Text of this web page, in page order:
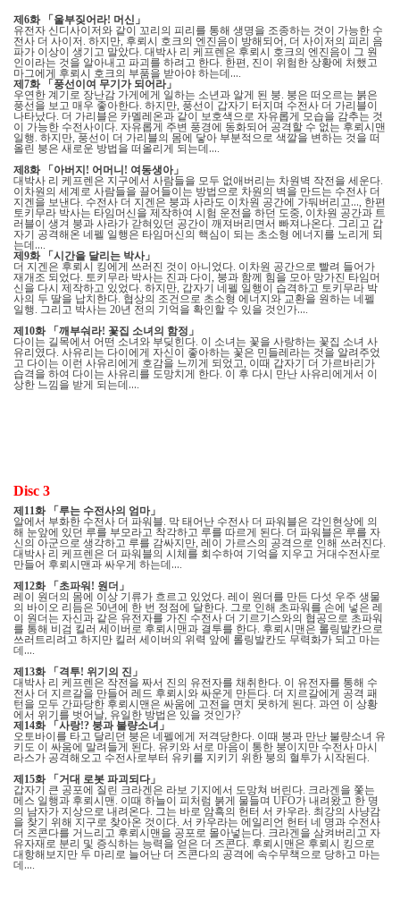
제6화 「울부짖어라! 머신」
유전자 신디사이저와 같이 꼬리의 피리를 통해 생명을 조종하는 것이 가능한 수
전사 더 사이저. 하지만, 후뢰시 호크의 엔진음이 방해되어, 더 사이저의 피리 음
파가 이상이 생기고 말았다. 대박사 리 케프렌은 후뢰시 호크의 엔진음이 그 원
인이라는 것을 알아내고 파괴를 하려고 한다. 한편, 진이 위험한 상황에 처했고
마그에게 후뢰시 호크의 부품을 받아야 하는데….
제7화「풍선이여 무기가 되어라」
우연한 계기로 장난감 가게에게 일하는 소년과 알게 된 붕. 붕은 떠오르는 붉은
풍선을 보고 매우 좋아한다. 하지만, 풍선이 갑자기 터지며 수전사 더 가리블이
나타났다. 더 가리블은 카멜레온과 같이 보호색으로 자유롭게 모습을 감추는 것
이 가능한 수전사이다. 자유롭게 주변 풍경에 동화되어 공격할 수 없는 후뢰시맨
일행. 하지만, 풍선이 더 가리블의 몸에 닿아 부분적으로 색깔을 변하는 것을 떠
올린 붕은 새로운 방법을 떠올리게 되는데….
제8화 「아버지! 어머니! 여동생아」
대박사 리 케프렌은 지구에서 사람들을 모두 없애버리는 차원벽 작전을 세운다.
이차원의 세계로 사람들을 끌어들이는 방법으로 차원의 벽을 만드는 수전사 더
지겐을 보낸다. 수전사 더 지겐은 붕과 사라도 이차원 공간에 가둬버리고…, 한편
토키무라 박사는 타임머신을 제작하여 시험 운전을 하던 도중, 이차원 공간과 트
러블이 생겨 붕과 사라가 갇혀있던 공간이 깨져버리면서 빠져나온다. 그리고 갑
자기 공격해온 네펠 일행은 타임머신의 핵심이 되는 초소형 에너지를 노리게 되
는데….
제9화 「시간을 달리는 박사」
더 지겐은 후뢰시 킹에게 쓰러진 것이 아니었다. 이차원 공간으로 빨려 들어가
재개조 되었다. 토키무라 박사는 진과 다이, 붕과 함께 힘을 모아 망가진 타임머
신을 다시 제작하고 있었다. 하지만, 갑자기 네펠 일행이 습격하고 토키무라 박
사의 두 딸을 납치한다. 협상의 조건으로 초소형 에너지와 교환을 원하는 네펠
일행. 그리고 박사는 20년 전의 기억을 확인할 수 있을 것인가….
제10화 「깨부숴라! 꽃집 소녀의 함정」
다이는 길목에서 어떤 소녀와 부딪힌다. 이 소녀는 꽃을 사랑하는 꽃집 소녀 사
유리였다. 사유리는 다이에게 자신이 좋아하는 꽃은 민들레라는 것을 알려주었
고 다이는 이런 사유리에게 호감을 느끼게 되었고, 이때 갑자기 더 가르바리가
습격을 하여 다이는 사유리를 도망치게 한다. 이 후 다시 만난 사유리에게서 이
상한 느낌을 받게 되는데….
Disc 3
제11화 「루는 수전사의 엄마」
알에서 부화한 수전사 더 파워블. 막 태어난 수전사 더 파워블은 각인현상에 의
해 눈앞에 있던 루를 부모라고 착각하고 루를 따르게 된다. 더 파워블은 루를 자
신의 아군으로 생각하고 루를 감싸지만, 레이 가르스의 공격으로 인해 쓰러진다.
대박사 리 케프렌은 더 파워블의 시체를 회수하여 기억을 지우고 거대수전사로
만들어 후뢰시맨과 싸우게 하는데….
제12화 「초파워! 원더」
레이 원더의 몸에 이상 기류가 흐르고 있었다. 레이 원더를 만든 다섯 우주 생물
의 바이오 리듬은 50년에 한 번 정점에 달한다. 그로 인해 초파워를 손에 넣은 레
이 원더는 자신과 같은 유전자를 가진 수전사 더 기르기스와의 협공으로 초파워
를 통해 비검 킬러 세이버로 후뢰시맨과 결투를 한다. 후뢰시맨은 롤링발칸으로
쓰러트리려고 하지만 킬러 세이버의 위력 앞에 롤링발칸도 무력화가 되고 마는
데….
제13화 「격투! 위기의 진」
대박사 리 케프렌은 작전을 짜서 진의 유전자를 채취한다. 이 유전자를 통해 수
전사 더 지르갈을 만들어 레드 후뢰시와 싸운게 만든다. 더 지르갈에게 공격 패
턴을 모두 간파당한 후뢰시맨은 싸움에 고전을 면치 못하게 된다. 과연 이 상황
에서 위기를 벗어날, 유일한 방법은 있을 것인가?
제14화 「사랑!? 붕과 불량소녀」
오토바이를 타고 달리던 붕은 네펠에게 저격당한다. 이때 붕과 만난 불량소녀 유
키도 이 싸움에 말려들게 된다. 유키와 서로 마음이 통한 붕이지만 수전사 마시
라스가 공격해오고 수전사로부터 유키를 지키기 위한 붕의 혈투가 시작된다.
제15화 「거대 로봇 파괴되다」
갑자기 큰 공포에 질린 크라겐은 라보 기지에서 도망쳐 버린다. 크라겐을 쫓는
메스 일행과 후뢰시맨. 이때 하늘이 피처럼 붉게 물들며 UFO가 내려왔고 한 명
의 남자가 지상으로 내려온다. 그는 바로 암흑의 헌터 서 카우라. 최강의 사냥감
을 찾기 위해 지구로 찾아온 것이다. 서 카우라는 에일리언 헌터 네 명과 수전사
더 즈콘다를 거느리고 후뢰시맨을 공포로 몰아넣는다. 크라겐을 삼켜버리고 자
유자재로 분리 및 증식하는 능력을 얻은 더 즈콘다. 후뢰시맨은 후뢰시 킹으로
대항해보지만 두 마리로 늘어난 더 즈콘다의 공격에 속수무책으로 당하고 마는
데….